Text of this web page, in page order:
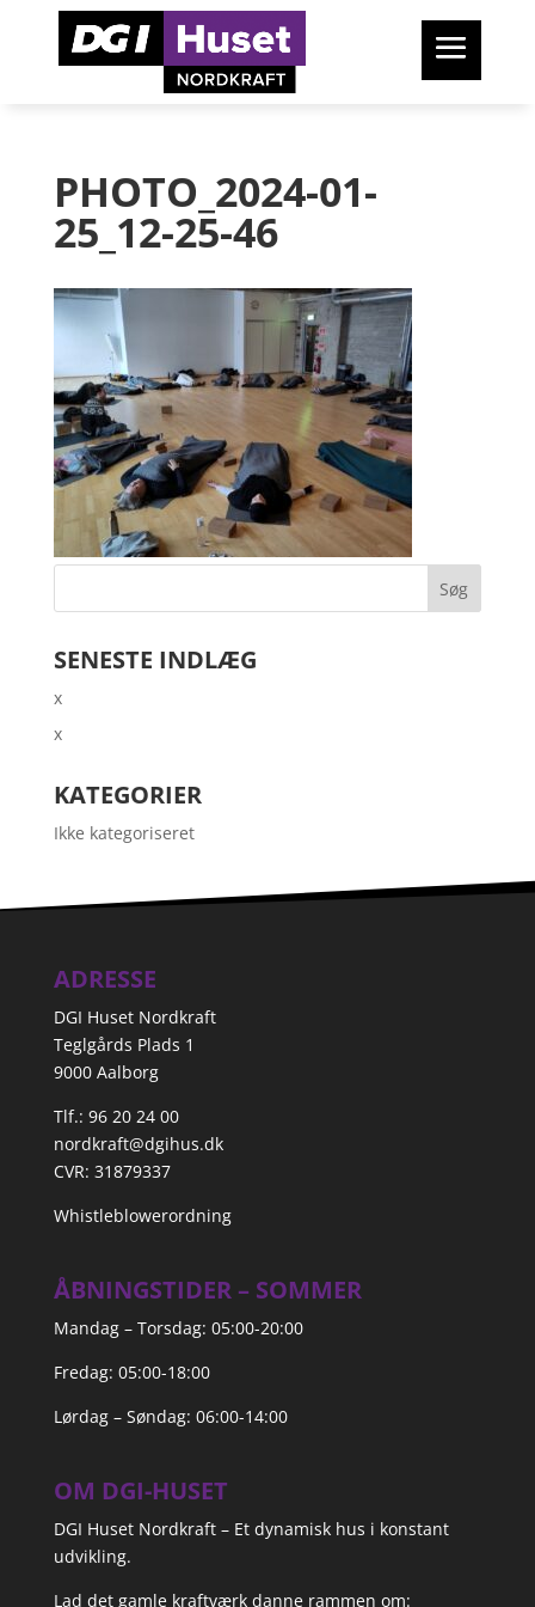
PHOTO_2024-01-
25_12-25-46
SENESTE INDLÆG
x
x
KATEGORIER
Ikke kategoriseret
ADRESSE
DGI Huset Nordkraft
Teglgårds Plads 1
9000 Aalborg
Tlf.: 96 20 24 00
nordkraft@dgihus.dk
CVR: 31879337
Whistleblowerordning
ÅBNINGSTIDER – SOMMER
Mandag – Torsdag: 05:00-20:00
Fredag: 05:00-18:00
Lørdag – Søndag: 06:00-14:00
OM DGI-HUSET
DGI Huset Nordkraft – Et dynamisk hus i konstant
udvikling.
Lad det gamle kraftværk danne rammen om: